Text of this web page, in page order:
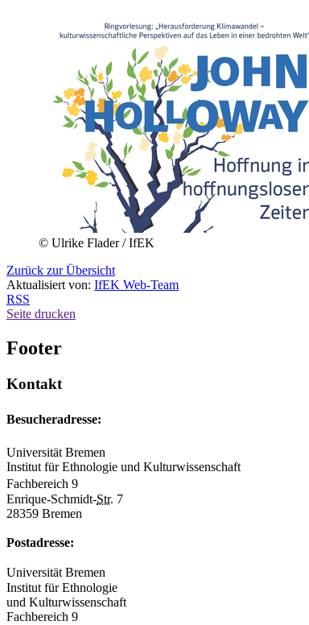
© Ulrike Flader / IfEK
Zurück zur Übersicht
Aktualisiert von: IfEK Web-Team
RSS
Seite drucken
Footer
Kontakt
Besucheradresse:
Universität Bremen
Institut für Ethnologie und Kulturwissenschaft
Fachbereich 9
Enrique-Schmidt-Str. 7
28359 Bremen
Postadresse:
Universität Bremen
Institut für Ethnologie
und Kulturwissenschaft
Fachbereich 9